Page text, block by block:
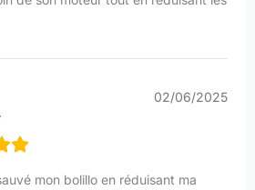
02/06/2025
mon bolillo en réduisant ma